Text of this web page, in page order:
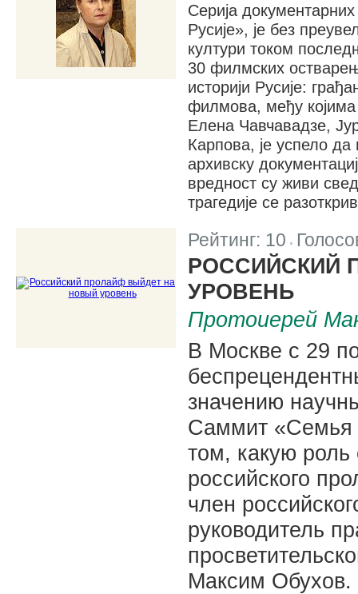
Серија
Русије», је без
култури током
30 филмских
историји Русије:
филмова, међу
Елена Чавчавадзе,
Карпова, је успело
архивску
вредност су живи
трагедије се
Рейтинг: 10 |
РОССИЙСКИЙ
УРОВЕНЬ
Протоиерей
В Москве с 29
значению
Саммит «Семья
том, какую роль
российского
член
руководитель
Максим Обухов.